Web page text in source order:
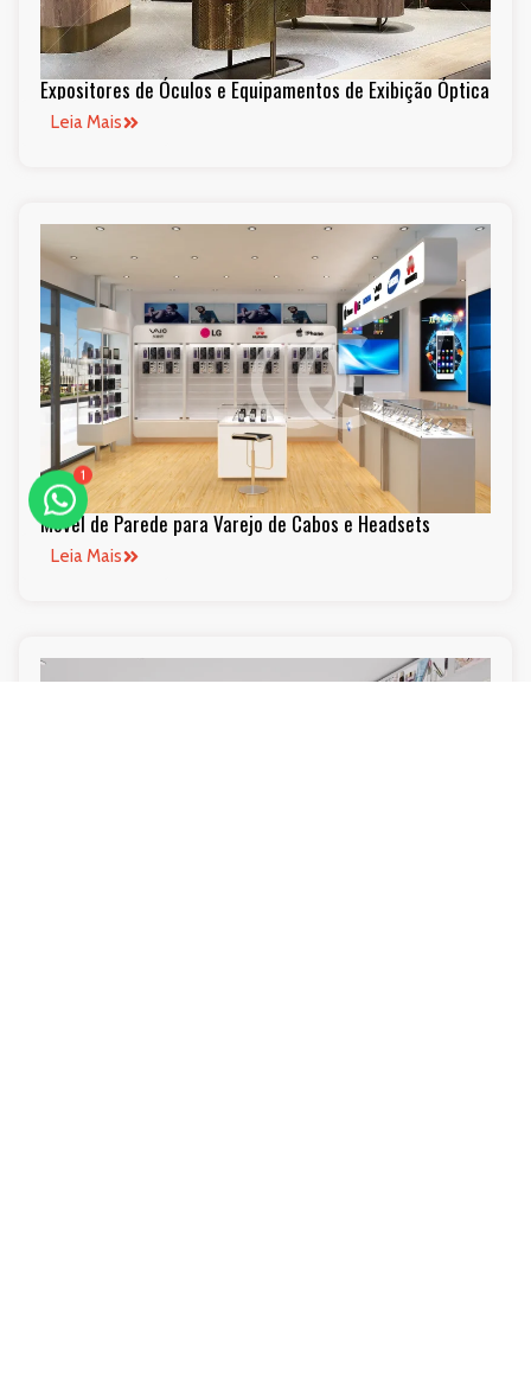
Expositores de Óculos e Equipamentos de Exibição Óptica
Leia Mais
Móvel de Parede para Varejo de Cabos e Headsets
Leia Mais